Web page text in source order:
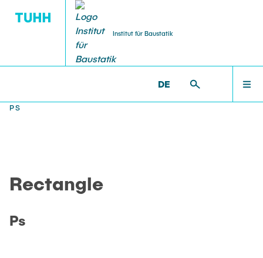
Institut für Baustatik
DE
LEHRE
FORSCHUNG
PS
Rectangle
Ps